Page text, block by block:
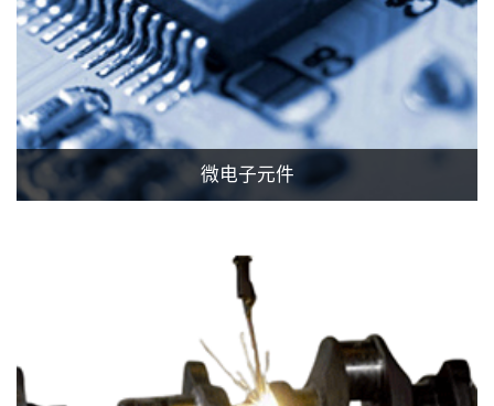
微电子元件